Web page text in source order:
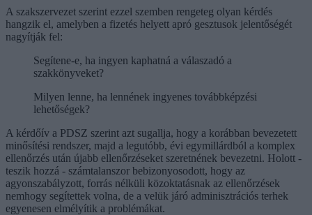
A szakszervezet szerint ezzel szemben rengeteg olyan kérdés
hangzik el, amelyben a fizetés helyett apró gesztusok jelentőségét
nagyítják fel:
Segítene-e, ha ingyen kaphatná a válaszadó a
szakkönyveket?
Milyen lenne, ha lennének ingyenes továbbképzési
lehetőségek?
A kérdőív a PDSZ szerint azt sugallja, hogy a korábban bevezetett
minősítési rendszer, majd a legutóbb, évi egymillárdból a komplex
ellenőrzés után újabb ellenőrzéseket szeretnének bevezetni. Holott -
teszik hozzá - számtalanszor bebizonyosodott, hogy az
agyonszabályzott, forrás nélküli közoktatásnak az ellenőrzések
nemhogy segítettek volna, de a velük járó adminisztrációs terhek
egyenesen elmélyítik a problémákat.